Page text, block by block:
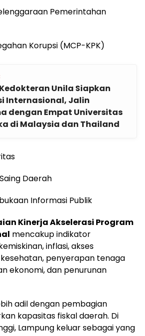
Pemerintahan
Korupsi (MCP-KPK)
Unila Siapkan
Internasional, Jalin
dengan Empat Universitas
di Malaysia dan Thailand
Daerah
Informasi Publik
Kinerja Akselerasi Program
mencakup indikator
inflasi, akses
penyerapan tenaga
ekonomi, dan penurunan
adil dengan pembagian
kapasitas fiskal daerah. Di
Lampung keluar sebagai yang